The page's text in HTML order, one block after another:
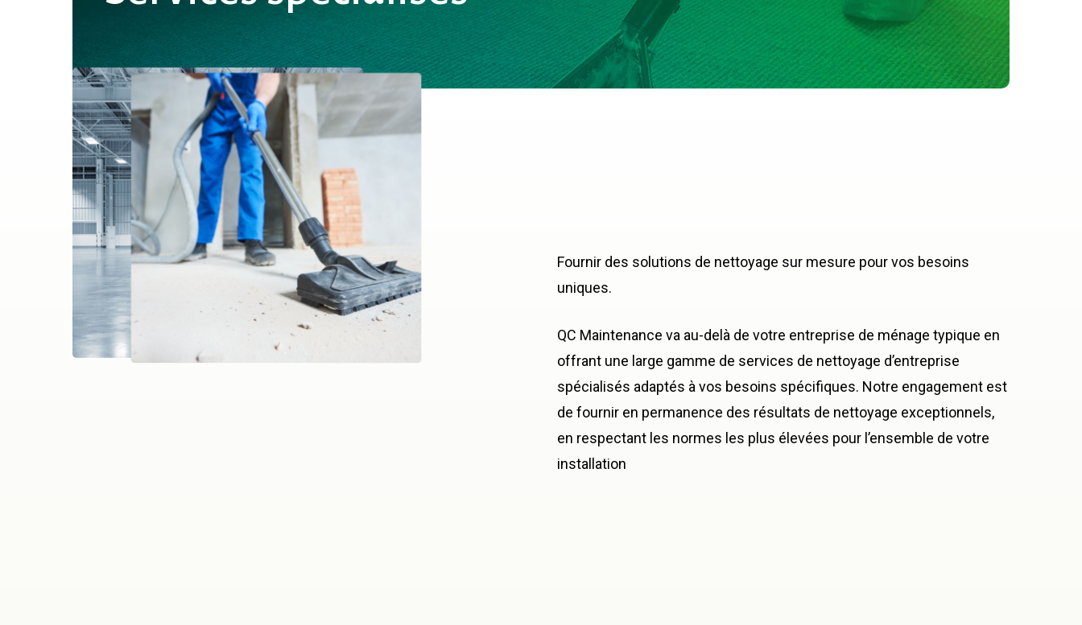
Fournir des solutions de nettoyage sur mesure pour vos besoins
uniques.
QC Maintenance va au-delà de votre entreprise de ménage typique en
offrant une large gamme de services de nettoyage d’entreprise
spécialisés adaptés à vos besoins spécifiques. Notre engagement est
de fournir en permanence des résultats de nettoyage exceptionnels,
en respectant les normes les plus élevées pour l’ensemble de votre
installation